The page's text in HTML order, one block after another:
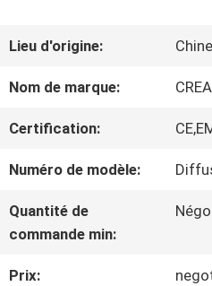
VIDÉOS
AU
Lieu d'origine: Chine
Nom de marque:
Certification:
Numéro de modèle:
Quantité de
commande min:
Prix: